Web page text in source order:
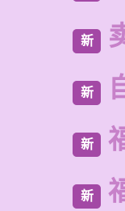
新
新
新
新